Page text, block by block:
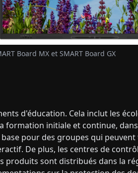
Board MX et SMART Board GX
d'éducation. Cela inclut les
formation initiale et continue,
pour des groupes qui
De plus, les centres de
produits sont distribués dans la